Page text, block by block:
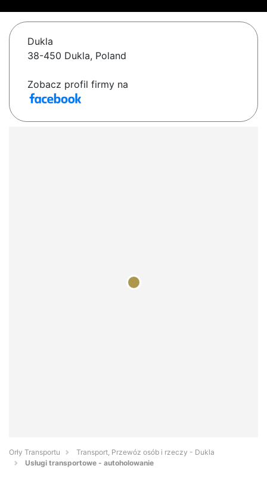
Dukla
38-450 Dukla, Poland
Zobacz profil firmy na
Orły Transportu
Transport, Przewóz osób i rzeczy - Dukla
Usługi transportowe - autoholowanie